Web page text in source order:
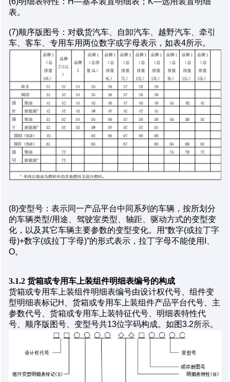
表。
(7)顺序版图号：对载货汽车、自卸汽车、越野汽车、牵引
车、客车、专用车用两位数字或字母表示，如表4所示。
(8)变型号：表示同一产品平台中同系列的车辆，按所划分
的车辆类型/用途、驾驶室类型、轴距、驱动方式的变型变
化，以及其它车辆主要参数的变型变化。用“数字(或拉丁字
母)+数字(或拉丁字母)”的形式表示，拉丁字母不能使用I、
O。
3.1.2 货箱或专用车上装组件明细表编号的构成
货箱或专用车上装组件明细表编号由设计权代号、组件变
型明细表标记H、货箱或专用车上装组件产品平台代号、主
参数代号、货箱或专用车上装特征代号、明细表特性代
号、顺序版图号、变型号共13位字码构成。如图3.2所示。